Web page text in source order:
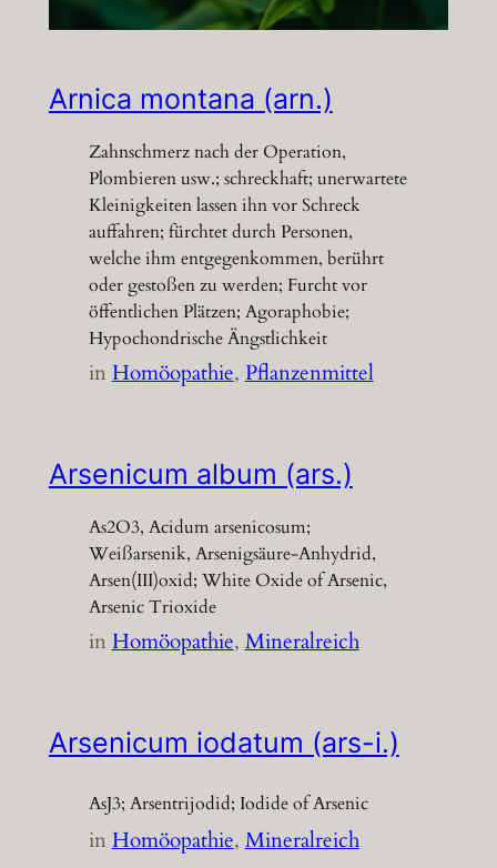
Arnica montana (arn.)
Zahnschmerz nach der Operation,
Plombieren usw.; schreckhaft; unerwartete
Kleinigkeiten lassen ihn vor Schreck
auffahren; fürchtet durch Personen,
welche ihm entgegenkommen, berührt
oder gestoßen zu werden; Furcht vor
öffentlichen Plätzen; Agoraphobie;
Hypochondrische Ängstlichkeit
inHomöopathie, Pflanzenmittel
Arsenicum album (ars.)
As2O3, Acidum arsenicosum;
Weißarsenik, Arsenigsäure-Anhydrid,
Arsen(III)oxid; White Oxide of Arsenic,
Arsenic Trioxide
inHomöopathie, Mineralreich
Arsenicum iodatum (ars-i.)
AsJ3; Arsentrijodid; Iodide of Arsenic
inHomöopathie, Mineralreich